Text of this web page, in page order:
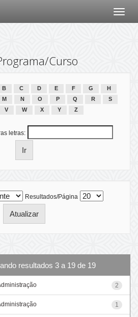
Curso
B C D E F G
H
M N O P Q R
S
V W X Y Z
letras:
Resultados/Página
resultados 3 a 19 de 19
2
1